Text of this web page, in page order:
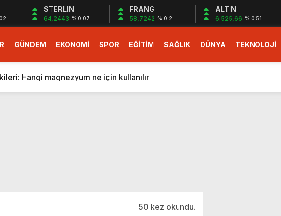
STERLIN
64,2443 % 0.07
FRANG
58,7242 % 0.2
ALTIN
6.525,66 % 0,51
GÜNDEM EKONOMİ SPOR EĞİTİM SAĞLIK DÜNYA TEKNOLOJİ
dev teklif
gelecek yeni özellikler belli oldu
Hangi magnezyum ne için kullanılır
başlıyor
dev teklif
50 kez okundu.